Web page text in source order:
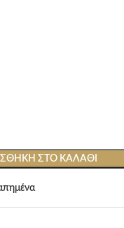
ΣΤΟ ΚΑΛΆΘΙ